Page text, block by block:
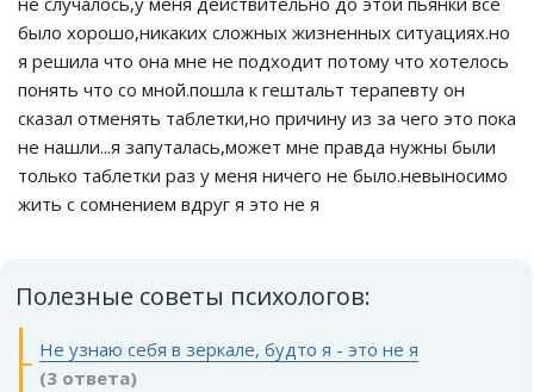
было хорошо,никаких сложных жизненных ситуациях.но
я решила что она мне не подходит потому что хотелось
понять что со мной.пошла к гештальт терапевту он
сказал отменять таблетки,но причину из за чего это пока
не нашли...я запуталась,может мне правда нужны были
только таблетки раз у меня ничего не было.невыносимо
жить с сомнением вдруг я это не я
Полезные советы психологов:
Не узнаю себя в зеркале, будто я - это не я
(3 ответа)